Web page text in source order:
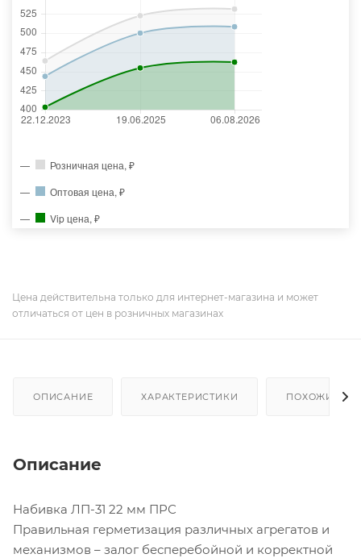
Розничная цена, ₽
Оптовая цена, ₽
Vip цена, ₽
Цена действительна только для интернет-магазина и может
отличаться от цен в розничных магазинах
ОПИСАНИЕ ХАРАКТЕРИСТИКИ ПОХОЖИЕ
Описание
Набивка ЛП-31 22 мм ПРС
Правильная герметизация различных агрегатов и
механизмов – залог бесперебойной и корректной